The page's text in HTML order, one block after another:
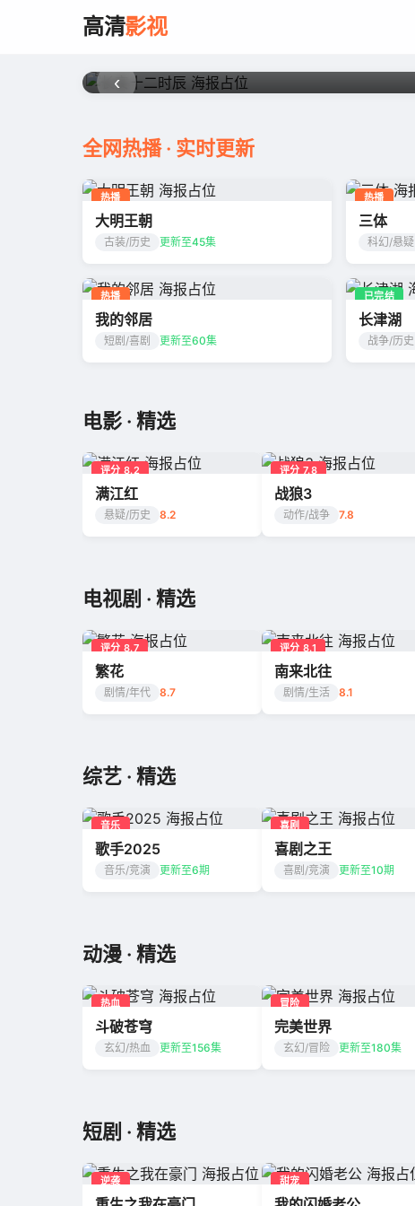
高清影视
长安十二时辰
‹
全网热播 · 实时更新
热播
大明王朝
古装/历史 更新至45集
热播
三体
科幻/悬疑
热播
我的邻居
短剧/喜剧 更新至60集
已完结
长津湖
战争/历史
电影 · 精选
评分 8.2
满江红
悬疑/历史 8.2
评分 7.8
战狼3
动作/战争 7.8
电视剧 · 精选
评分 8.7
繁花
剧情/年代 8.7
评分 8.1
南来北往
剧情/生活 8.1
综艺 · 精选
音乐
歌手2025
音乐/竞演 更新至6期
喜剧
喜剧之王
喜剧/竞演 更新至10期
动漫 · 精选
热血
斗破苍穹
玄幻/热血 更新至156集
冒险
完美世界
玄幻/冒险 更新至180集
短剧 · 精选
逆袭 甜宠